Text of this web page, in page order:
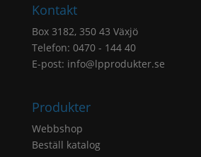
Kontakt
Box 3182, 350 43 Växjö
Telefon: 0470 - 144 40
E-post: info@lpprodukter.se
Produkter
Webbshop
Beställ katalog